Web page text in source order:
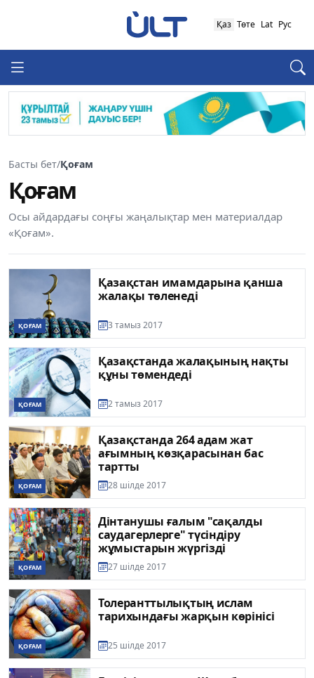
Қаз Төте Lat Рус
Басты бет/Қоғам
Қоғам
Осы айдардағы соңғы жаңалықтар мен материалдар
«Қоғам».
ҚОҒАМ
Қазақстан имамдарына қанша
жалақы төленеді
3 тамыз 2017
ҚОҒАМ
Қазақстанда жалақының нақты
құны төмендеді
2 тамыз 2017
ҚОҒАМ
Қазақстанда 264 адам жат
ағымның көзқарасынан бас
тартты
28 шілде 2017
ҚОҒАМ
Дінтанушы ғалым "сақалды
саудагерлерге" түсіндіру
жұмыстарын жүргізді
27 шілде 2017
ҚОҒАМ
Толеранттылықтың ислам
тарихындағы жарқын көрінісі
25 шілде 2017